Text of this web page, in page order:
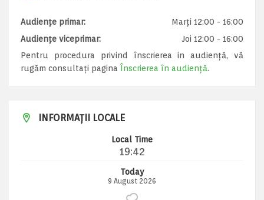
Audiențe primar:
Marți 12:00 - 16:00
Audiențe viceprimar:
Joi 12:00 - 16:00
Pentru procedura privind înscrierea in audiență, vă
rugăm consultați pagina Înscrierea în audiență.
INFORMAȚII LOCALE
Local Time
19:42
Today
9 August 2026